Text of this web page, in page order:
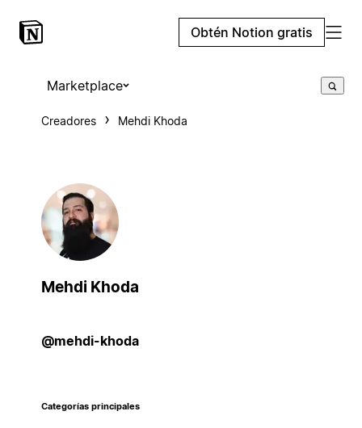
Obtén Notion gratis
Marketplace
Creadores Mehdi Khoda
Mehdi Khoda
@mehdi-khoda
Categorías principales